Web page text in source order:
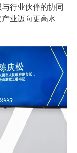
行业伙伴的协同
业迈向更高水